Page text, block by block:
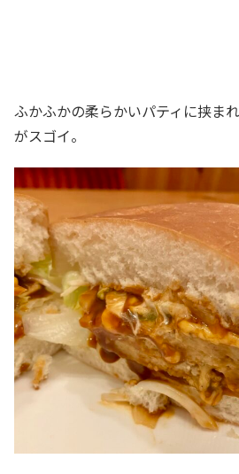
ふかふかの柔らかいパティに挟ま
がスゴイ。